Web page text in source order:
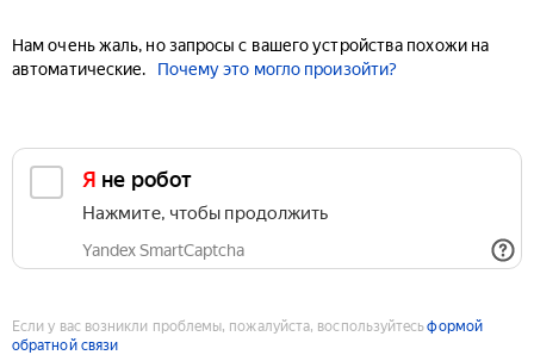
Нам очень жаль, но запросы с вашего устройства похожи на
автоматические.
Почему это могло произойти?
Я не робот
Нажмите, чтобы продолжить
Yandex SmartCaptcha
Если у вас возникли проблемы, пожалуйста, воспользуйтесьформой
обратной связи